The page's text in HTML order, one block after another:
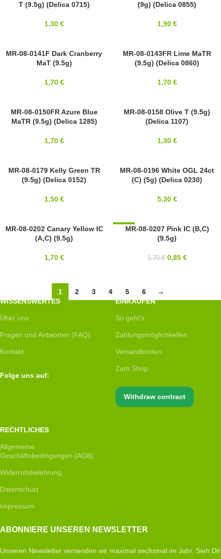
MIYUKIT (9.5g) (Delica 0715)
1,30 €
(9g) (Delica 0855)
1,90 €
8/0
MR-08-0141F Dark Cranberry
MaT (9.5g)
1,70 €
8/0
MIYUKI
MR-08-0143FR Lime MaTR
(9.5g) (Delica 0860)
1,70 €
8/0
MIYUKI
MR-08-0150FR Azure Blue
MaTR (9.5g) (Delica 1285)
1,70 €
8/0MR-08-0158 Olive T (9.5g)
(Delica 1107)
1,30 €
8/0
MIYUKI
MR-08-0179 Kelly Green TR
(9.5g) (Delica 0152)
1,50 €
8/0
MIYUKI
MR-08-0196 White OGL 24ct
(C) (5g) (Delica 0230)
5,30 €
SOLD OUT
MR-08-0202 Canary Yellow IC
(A,C) (9.5g)
1,70 €
-50%MR-08-0207 Pink IC (B,C)
(9.5g)
1,70€ 0,85 €
1 2 3 4 5 6
→
WISSENSWERTES
Über uns
Fragen und Antworten (FAQ)
Kontakt
Folge uns auf:
EINKAUFEN
So geht's
Zahlungsmöglichkeiten
Versandkosten
Zum Shop
Withdraw contract
RECHTLICHES
Allgemeine
Geschäftsbedingungen (AGB)
Widerrufsbelehrung
Datenschutz
Impressum
ABONNIERE UNSEREN NEWSLETTER
Unseren Newsletter versenden wir maximal sechsmal im Jahr. Sieh Dir